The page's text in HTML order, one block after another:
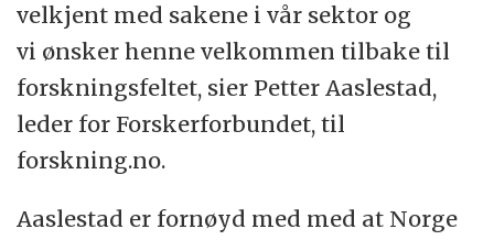
velkjent med sakene i vår sektor og
vi ønsker henne velkommen tilbake til
forskningsfeltet, sier Petter Aaslestad,
leder for Forskerforbundet, til
forskning.no.
Aaslestad er fornøyd med med at Norge